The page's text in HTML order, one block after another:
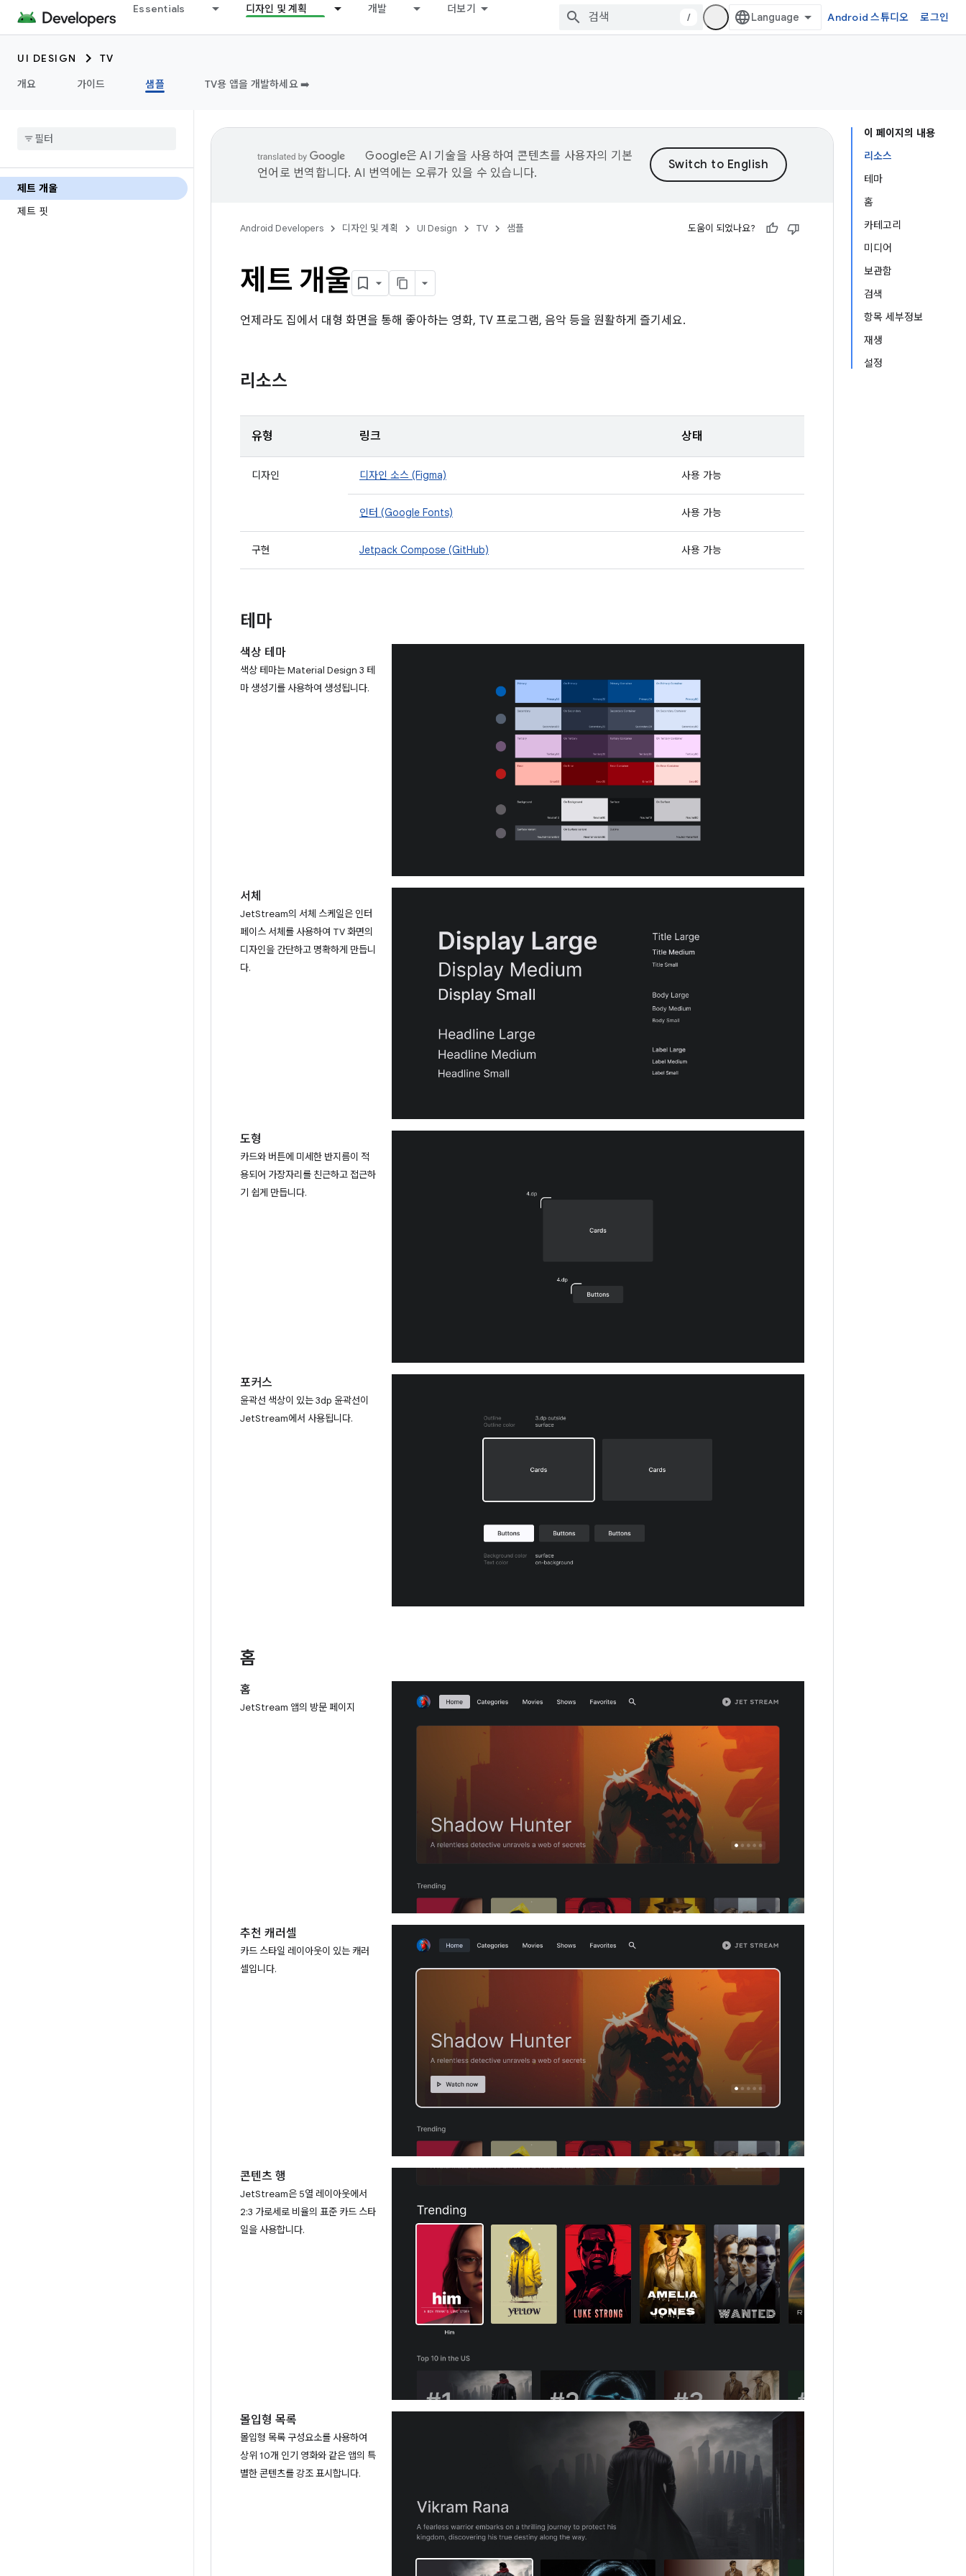
Essentials 디자인 및 계획 개발 더보기
/ Android 스튜디오 로그인
UI DESIGN
TV
개요
가이드 샘플 TV용 앱을 개발하세요 ➡️
제트 개울
제트 핏
이 페이지의 내용
리소스
테마
홈
카테고리
미디어
보관함
검색
항목 세부정보
재생
설정
Google은 AI 기술을 사용하여 콘텐츠를 사용자의 기본
언어로 번역합니다. AI 번역에는 오류가 있을 수 있습니다.
Android Developers 디자인 및 계획 UI Design TV 샘플 도움이 되었나요?
제트 개울
언제라도 집에서 대형 화면을 통해 좋아하는 영화, TV 프로그램, 음악 등을 원활하게 즐기세요.
리소스
유형 링크 상태
디자인 디자인 소스 (Figma) 사용 가능
인터 (Google Fonts) 사용 가능
구현 Jetpack Compose (GitHub) 사용 가능
테마
색상 테마
색상 테마는 Material Design 3 테
마 생성기를 사용하여 생성됩니다.
서체
JetStream의 서체 스케일은 인터
페이스 서체를 사용하여 TV 화면의
디자인을 간단하고 명확하게 만듭니
다.
도형
카드와 버튼에 미세한 반지름이 적
용되어 가장자리를 친근하고 접근하
기 쉽게 만듭니다.
포커스
윤곽선 색상이 있는 3dp 윤곽선이
JetStream에서 사용됩니다.
홈
홈
JetStream 앱의 방문 페이지
추천 캐러셀
카드 스타일 레이아웃이 있는 캐러
셀입니다.
콘텐츠 행
JetStream은 5열 레이아웃에서
2:3 가로세로 비율의 표준 카드 스타
일을 사용합니다.
몰입형 목록
몰입형 목록 구성요소를 사용하여
상위 10개 인기 영화와 같은 앱의 특
별한 콘텐츠를 강조 표시합니다.